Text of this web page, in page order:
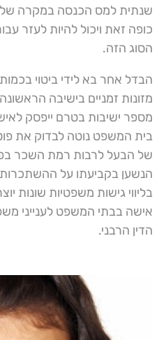
שנתית למס הכנסה במקרה של
כופה זאת ויכול להיות לעזר
הסוג הזה.
הבדל אחר בא לידי ביטוי
מזונות זמניים בישיבה
מספר ישיבות בטרם ייפסק
בית המשפט נוטה לבדוק את
של הבעל לרבות רמת השכר
הנשען בקביעתו על
בליווי גישות משפטיות שונות
אישה בבתי המשפט לענייני
הדין הרבני.